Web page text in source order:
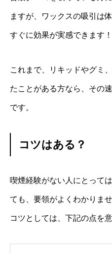
ますが、ワックスの吸引は
すぐに効果が実感できます！
これまで、リキッドやグミ
たことがある方なら、その
です。
コツはある？
喫煙経験がない人にとって
ても、要領がよくわかりませ
コツとしては、下記の点を